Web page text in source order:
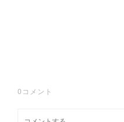
0 コメント